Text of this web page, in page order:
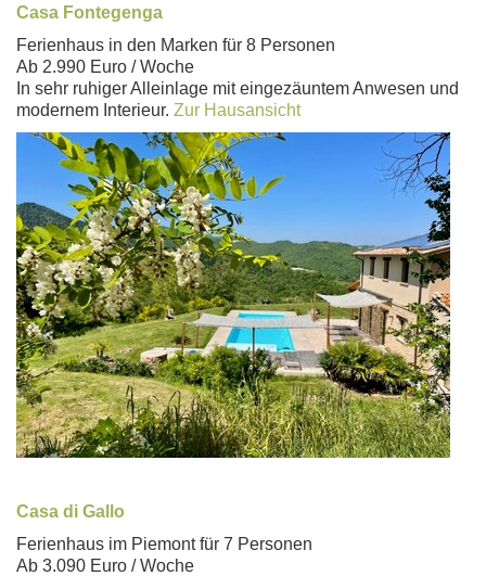
Casa Fontegenga
Ferienhaus in den Marken für 8 Personen
Ab 2.990 Euro / Woche
In sehr ruhiger Alleinlage mit eingezäuntem Anwesen und
modernem Interieur. Zur Hausansicht
Casa di Gallo
Ferienhaus im Piemont für 7 Personen
Ab 3.090 Euro / Woche